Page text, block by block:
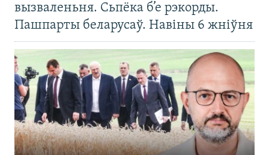
вызваленьня. Сьпёка б’е рэкорды.
Пашпарты беларусаў. Навіны 6 жніўня